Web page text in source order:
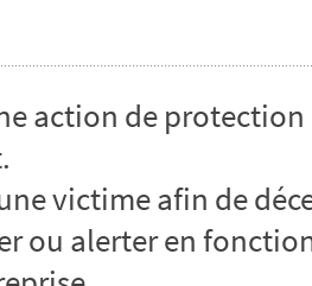
action de
victime afin de
ou alerter en